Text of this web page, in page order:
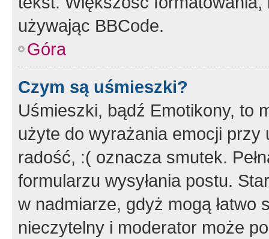
używając BBCode.
Góra
Czym są uśmieszki?
Uśmieszki, bądź Emotikony, to
użyte do wyrażania emocji
radość, :( oznacza smutek.
formularzu wysyłania postu.
w nadmiarze, gdyż mogą
nieczytelny i moderator może